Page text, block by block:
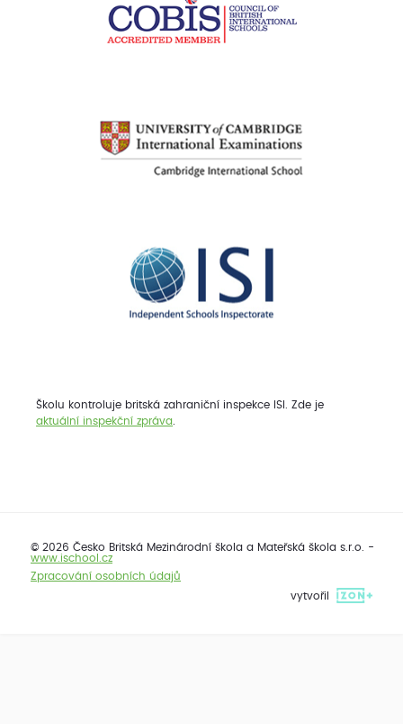
Školu kontroluje britská zahraniční inspekce ISI. Zde je
aktuální inspekční zpráva
© 2026 Česko Britská Mezinárodní škola a Mateřská škola s.r.o. -
www.ischool.cz
Zpracování osobních údajů
vytvořil